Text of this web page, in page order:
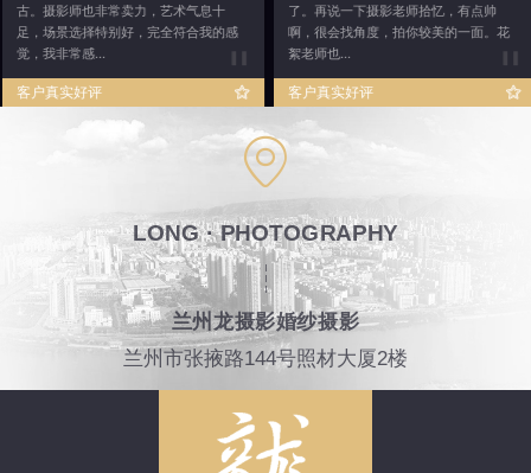
古。摄影师也非常卖力，艺术气息十
足，场景选择特别好，完全符合我的感
觉，我非常感...
客户真实好评
了。再说一下摄影老师拾忆，有点帅
啊，很会找角度，拍你较美的一面。花
絮老师也...
客户真实好评
LONG · PHOTOGRAPHY
兰州龙摄影婚纱摄影
兰州市张掖路144号照材大厦2楼